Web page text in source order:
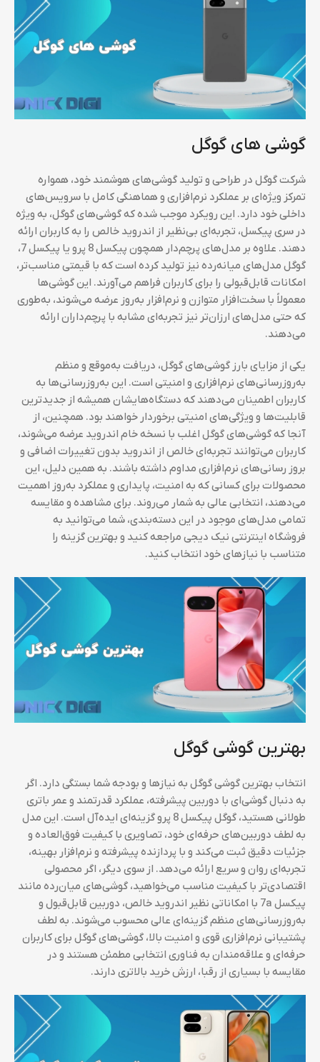
گوشی های گوگل
شرکت گوگل در طراحی و تولید گوشی‌های هوشمند خود، همواره
تمرکز ویژه‌ای بر عملکرد نرم‌افزاری و هماهنگی کامل با سرویس‌های
داخلی خود دارد. این رویکرد موجب شده که گوشی‌های گوگل، به ویژه
در سری پیکسل، تجربه‌ای بی‌نظیر از اندروید خالص را به کاربران ارائه
دهند. علاوه بر مدل‌های پرچم‌دار همچون پیکسل 8 پرو یا پیکسل 7،
گوگل مدل‌های میانه‌رده نیز تولید کرده است که با قیمتی مناسب‌تر،
امکانات قابل‌قبولی را برای کاربران فراهم می‌آورند. این گوشی‌ها
معمولاً با سخت‌افزار متوازن و نرم‌افزار به‌روز عرضه می‌شوند، به‌طوری
که حتی مدل‌های ارزان‌تر نیز تجربه‌ای مشابه با پرچم‌داران ارائه
می‌دهند.
یکی از مزایای بارز گوشی‌های گوگل، دریافت به‌موقع و منظم
به‌روزرسانی‌های نرم‌افزاری و امنیتی است. این به‌روزرسانی‌ها به
کاربران اطمینان می‌دهند که دستگاه‌هایشان همیشه از جدیدترین
قابلیت‌ها و ویژگی‌های امنیتی برخوردار خواهند بود. همچنین، از
آنجا که گوشی‌های گوگل اغلب با نسخه خام اندروید عرضه می‌شوند،
کاربران می‌توانند تجربه‌ای خالص از اندروید بدون تغییرات اضافی و
بروز رسانی‌های نرم‌افزاری مداوم داشته باشند. به همین دلیل، این
محصولات برای کسانی که به امنیت، پایداری و عملکرد به‌روز اهمیت
می‌دهند، انتخابی عالی به شمار می‌روند. برای مشاهده و مقایسه
تمامی مدل‌های موجود در این دسته‌بندی، شما می‌توانید به
فروشگاه اینترنتی نیک دیجی مراجعه کنید و بهترین گزینه را
متناسب با نیازهای خود انتخاب کنید.
بهترین گوشی گوگل
انتخاب بهترین گوشی گوگل به نیازها و بودجه شما بستگی دارد. اگر
به دنبال گوشی‌ای با دوربین پیشرفته، عملکرد قدرتمند و عمر باتری
طولانی هستید، گوگل پیکسل 8 پرو گزینه‌ای ایده‌آل است. این مدل
به لطف دوربین‌های حرفه‌ای خود، تصاویری با کیفیت فوق‌العاده و
جزئیات دقیق ثبت می‌کند و با پردازنده پیشرفته و نرم‌افزار بهینه،
تجربه‌ای روان و سریع ارائه می‌دهد. از سوی دیگر، اگر محصولی
اقتصادی‌تر با کیفیت مناسب می‌خواهید، گوشی‌های میان‌رده مانند
پیکسل 7a با امکاناتی نظیر اندروید خالص، دوربین قابل‌قبول و
به‌روزرسانی‌های منظم گزینه‌ای عالی محسوب می‌شوند. به لطف
پشتیبانی نرم‌افزاری قوی و امنیت بالا، گوشی‌های گوگل برای کاربران
حرفه‌ای و علاقه‌مندان به فناوری انتخابی مطمئن هستند و در
مقایسه با بسیاری از رقبا، ارزش خرید بالاتری دارند.